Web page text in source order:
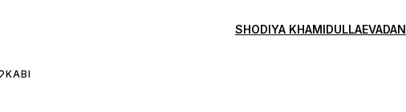
SHODIYA KHAMIDULLAEVADAN
KABI